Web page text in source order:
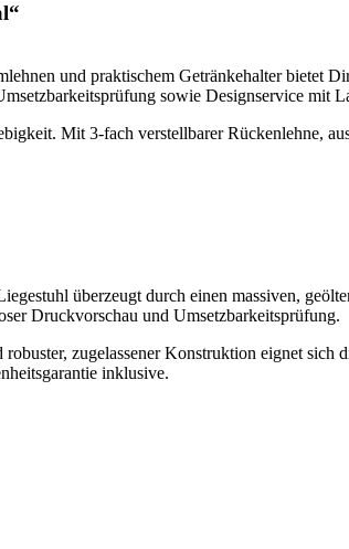
und praktischem Getränkehalter bietet
sowie Designservice mit
Mit 3-fach verstellbarer Rückenlehne,
überzeugt durch einen massiven,
Druckvorschau und Umsetzbarkeitsprüfung.
zugelassener Konstruktion eignet sich
inklusive.